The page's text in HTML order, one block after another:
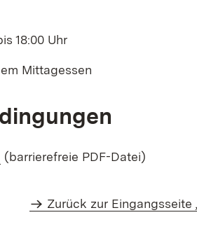
18:00 Uhr
Mittagessen
(Öffnet in neuem Fenster)
(barrierefreie PDF-Datei)
Zurück zur